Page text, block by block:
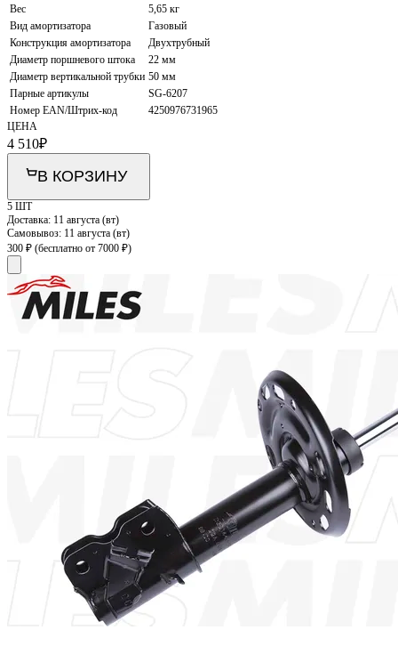
Вес
5,65 кг
Вид амортизатора
Газовый
Конструкция амортизатора
Двухтрубный
Диаметр поршневого штока
22 мм
Диаметр вертикальной трубки 50 мм
Парные артикулы
SG-6207
Номер EAN/Штрих-код
4250976731965
ЦЕНА
4 510₽
В КОРЗИНУ
5 ШТ
Доставка: 11 августа (вт)
Самовывоз: 11 августа (вт)
300 ₽ (бесплатно от 7000 ₽)